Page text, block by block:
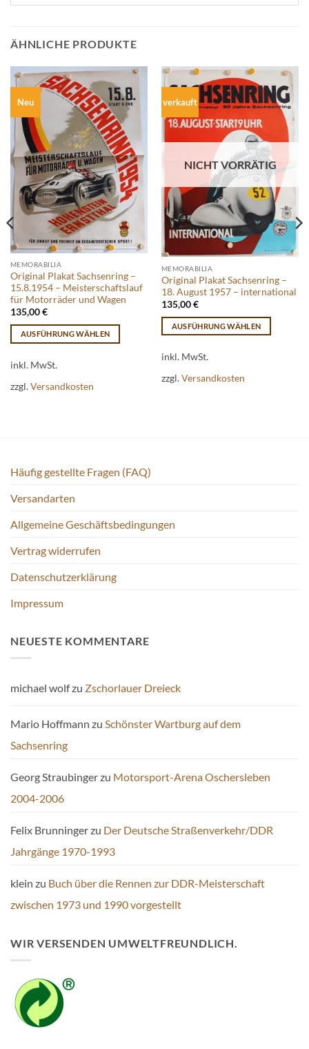
ÄHNLICHE PRODUKTE
Neu
MEMORABILIA
Original Plakat Sachsenring –
15.8.1954 – Meisterschaftslauf
für Motorräder und Wagen
135,00€
AUSFÜHRUNG WÄHLEN
Produkt
mehrere
auf
der
gewählt
inkl. MwSt.
zzgl.Versandkosten
verkauft
NICHT VORRÄTIG
MEMORABILIA
Original Plakat Sachsenring –
18. August 1957 – international
135,00€
AUSFÜHRUNG WÄHLEN
Produkt
mehrere
werden
inkl. MwSt.
zzgl.Versandkosten
Häufig gestellte Fragen (FAQ)
Versandarten
Allgemeine Geschäftsbedingungen
Vertrag widerrufen
Datenschutzerklärung
Impressum
NEUESTE KOMMENTARE
michael wolfzu Zschorlauer Dreieck
Mario Hoffmann zu Schönster Wartburg auf dem
Sachsenring
Georg Straubingerzu Motorsport-Arena Oschersleben
2004-2006
Felix Brunningerzu Der Deutsche Straßenverkehr/DDR
Jahrgänge 1970-1993
klein zu Buch über die Rennen zur DDR-Meisterschaft
zwischen 1973 und 1990 vorgestellt
WIR VERSENDEN UMWELTFREUNDLICH.